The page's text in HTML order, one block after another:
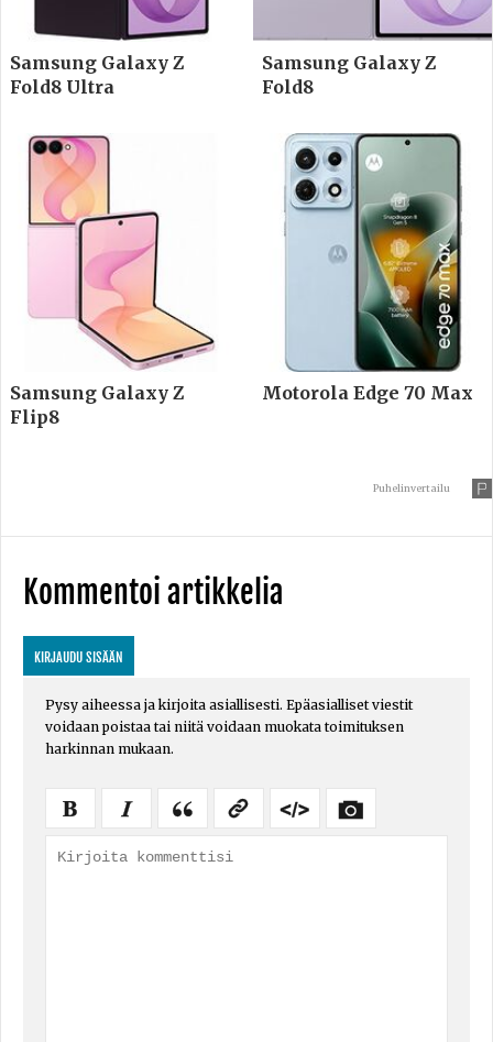
Samsung Galaxy Z
Fold8 Ultra
Samsung Galaxy Z
Fold8
Samsung Galaxy Z
Flip8
Motorola Edge 70 Max
Puhelinvertailu
Kommentoi artikkelia
KIRJAUDU SISÄÄN
Pysy aiheessa ja kirjoita asiallisesti. Epäasialliset viestit
voidaan poistaa tai niitä voidaan muokata toimituksen
harkinnan mukaan.